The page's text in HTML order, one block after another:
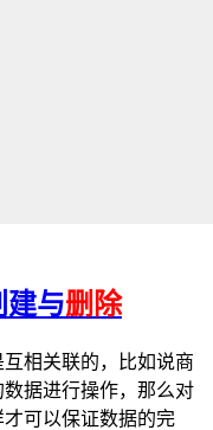
建与删除
相关联的，比如说商
据进行操作，那么对
可以保证数据的完